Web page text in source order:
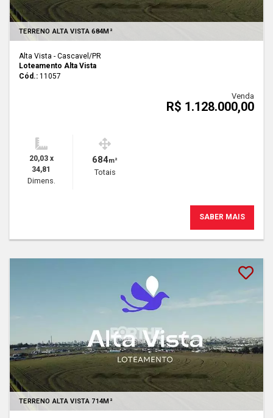
TERRENO ALTA VISTA 684M²
Alta Vista - Cascavel /PR
Loteamento Alta Vista
Cód.: 11057
Venda
R$ 1.128.000,00
20,03 x
34,81
Dimens.
684m²
Totais
SABER MAIS
TERRENO ALTA VISTA 714M²